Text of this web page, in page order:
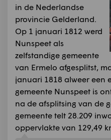
in de Nederlandse
provincie Gelderland.
Op 1 januari 1812 werd
Nunspeet als
zelfstandige gemeente
van Ermelo afgesplitst,
januari 1818 alweer een
gemeente Nunspeet is
na de afsplitsing van de
gemeente telt 28.209
oppervlakte van 129,49